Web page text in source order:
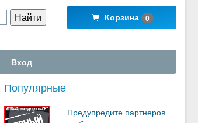
Корзина 0
Вход
Популярные
Предупредите партнеров